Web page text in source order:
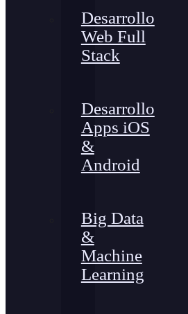
Desarrollo
Web Full
Stack
Desarrollo
Apps iOS
&
Android
Big Data
&
Machine
Learning